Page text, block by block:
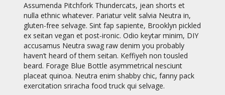
Assumenda Pitchfork Thundercats, jean shorts et
nulla ethnic whatever. Pariatur velit salvia Neutra in,
gluten-free selvage. Sint fap sapiente, Brooklyn pickled
ex seitan vegan et post-ironic. Odio keytar minim, DIY
accusamus Neutra swag raw denim you probably
haven’t heard of them seitan. Keffiyeh non tousled
beard. Forage Blue Bottle asymmetrical nesciunt
placeat quinoa. Neutra enim shabby chic, fanny pack
exercitation sriracha food truck qui selvage.